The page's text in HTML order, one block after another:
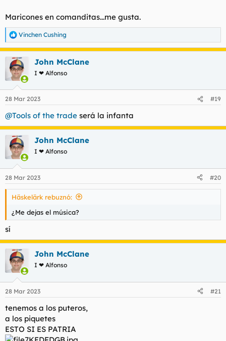
Maricones en comanditas...me gusta.
R
e
a
c
c
e
:
Vinchen Cushing
John McClane
I ❤ Alfonso
28 Mar 2023 #19
@Tools of the trade será la infanta
John McClane
I ❤ Alfonso
28 Mar 2023 #20
Häskelärk rebuznó:
¿Me dejas el música?
sí
John McClane
I ❤ Alfonso
28 Mar 2023 #21
tenemos a los puteros,
a los piquetes
ESTO SI ES PATRIA